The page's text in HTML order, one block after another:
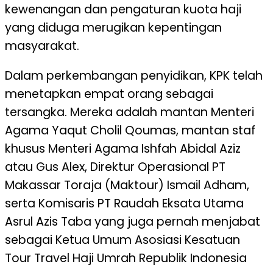
kewenangan dan pengaturan kuota haji
yang diduga merugikan kepentingan
masyarakat.
Dalam perkembangan penyidikan, KPK telah
menetapkan empat orang sebagai
tersangka. Mereka adalah mantan Menteri
Agama Yaqut Cholil Qoumas, mantan staf
khusus Menteri Agama Ishfah Abidal Aziz
atau Gus Alex, Direktur Operasional PT
Makassar Toraja (Maktour) Ismail Adham,
serta Komisaris PT Raudah Eksata Utama
Asrul Azis Taba yang juga pernah menjabat
sebagai Ketua Umum Asosiasi Kesatuan
Tour Travel Haji Umrah Republik Indonesia